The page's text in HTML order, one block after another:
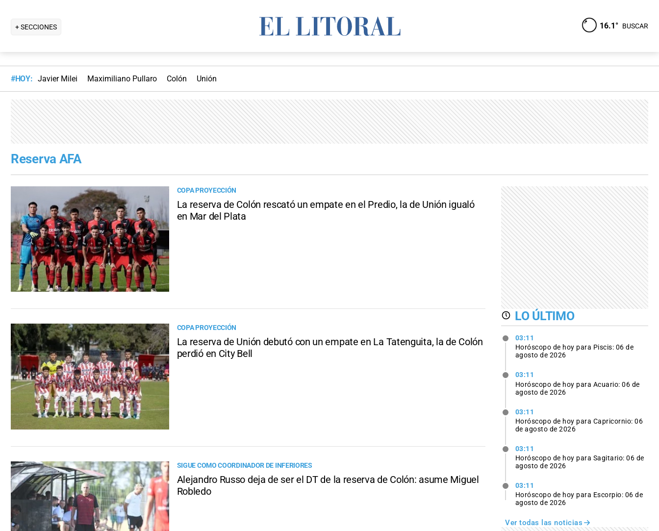
+ SECCIONES 16.1° BUSCAR
#HOY: Javier Milei Maximiliano Pullaro Colón Unión
Reserva AFA
COPA PROYECCIÓN
La reserva de Colón rescató un empate en el Predio, la de Unión igualó
en Mar del Plata
COPA PROYECCIÓN
La reserva de Unión debutó con un empate en La Tatenguita, la de Colón
perdió en City Bell
SIGUE COMO COORDINADOR DE INFERIORES
Alejandro Russo deja de ser el DT de la reserva de Colón: asume Miguel
Robledo
LO ÚLTIMO
03:11
Horóscopo de hoy para Piscis: 06 de
agosto de 2026
03:11
Horóscopo de hoy para Acuario: 06 de
agosto de 2026
03:11
Horóscopo de hoy para Capricornio: 06
de agosto de 2026
03:11
Horóscopo de hoy para Sagitario: 06 de
agosto de 2026
03:11
Horóscopo de hoy para Escorpio: 06 de
agosto de 2026
Ver todas las noticias